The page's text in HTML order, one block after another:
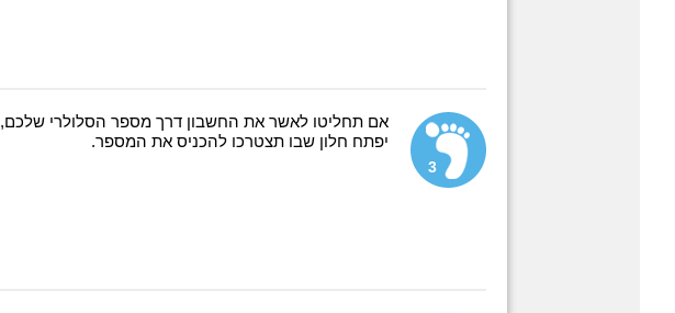
3
אם תחליטו לאשר את החשבון דרך מספר הסלולרי שלכם,
יפתח חלון שבו תצטרכו להכניס את המספר.